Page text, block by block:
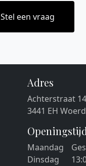
Stel een vraag
Adres
Achterstraat 14
3441 EH
Maandag
Dinsdag